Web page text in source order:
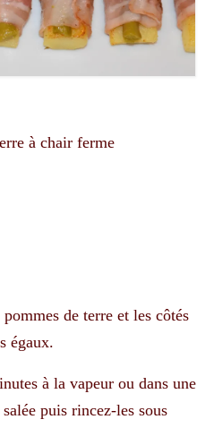
à chair ferme
de terre et les côtés
égaux.
à la vapeur ou dans une
puis rincez-les sous